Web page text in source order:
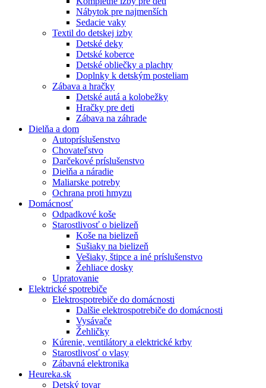
Nábytok pre najmenších
Sedacie vaky
Textil do detskej izby
Detské deky
Detské koberce
Detské obliečky a plachty
Doplnky k detským posteliam
Zábava a hračky
Detské autá a kolobežky
Hračky pre deti
Zábava na záhrade
Dielňa a dom
Autopríslušenstvo
Chovateľstvo
Darčekové príslušenstvo
Dielňa a náradie
Maliarske potreby
Ochrana proti hmyzu
Domácnosť
Odpadkové koše
Starostlivosť o bielizeň
Koše na bielizeň
Sušiaky na bielizeň
Vešiaky, štipce a iné príslušenstvo
Žehliace dosky
Upratovanie
Elektrické spotrebiče
Elektrospotrebiče do domácnosti
Dalšie elektrospotrebiče do domácnosti
Vysávače
Žehličky
Kúrenie, ventilátory a elektrické krby
Starostlivosť o vlasy
Zábavná elektronika
Heureka.sk
Detský tovar